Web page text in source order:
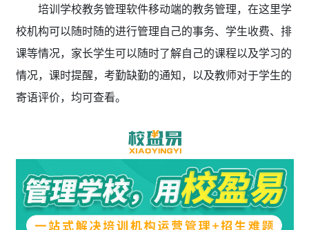
培训学校教务管理软件移动端的教务管理，在这里学
校机构可以随时随的进行管理自己的事务、学生收费、排
课等情况，家长学生可以随时了解自己的课程以及学习的
情况，课时提醒，考勤缺勤的通知，以及教师对于学生的
寄语评价，均可查看。